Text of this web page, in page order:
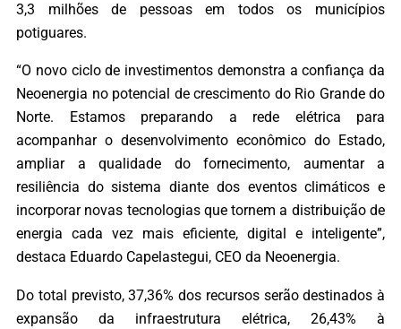
3,3 milhões de pessoas em todos os municípios
potiguares.
“O novo ciclo de investimentos demonstra a confiança da
Neoenergia no potencial de crescimento do Rio Grande do
Norte. Estamos preparando a rede elétrica para
acompanhar o desenvolvimento econômico do Estado,
ampliar a qualidade do fornecimento, aumentar a
resiliência do sistema diante dos eventos climáticos e
incorporar novas tecnologias que tornem a distribuição de
energia cada vez mais eficiente, digital e inteligente”,
destaca Eduardo Capelastegui, CEO da Neoenergia.
Do total previsto, 37,36% dos recursos serão destinados à
expansão da infraestrutura elétrica, 26,43% à